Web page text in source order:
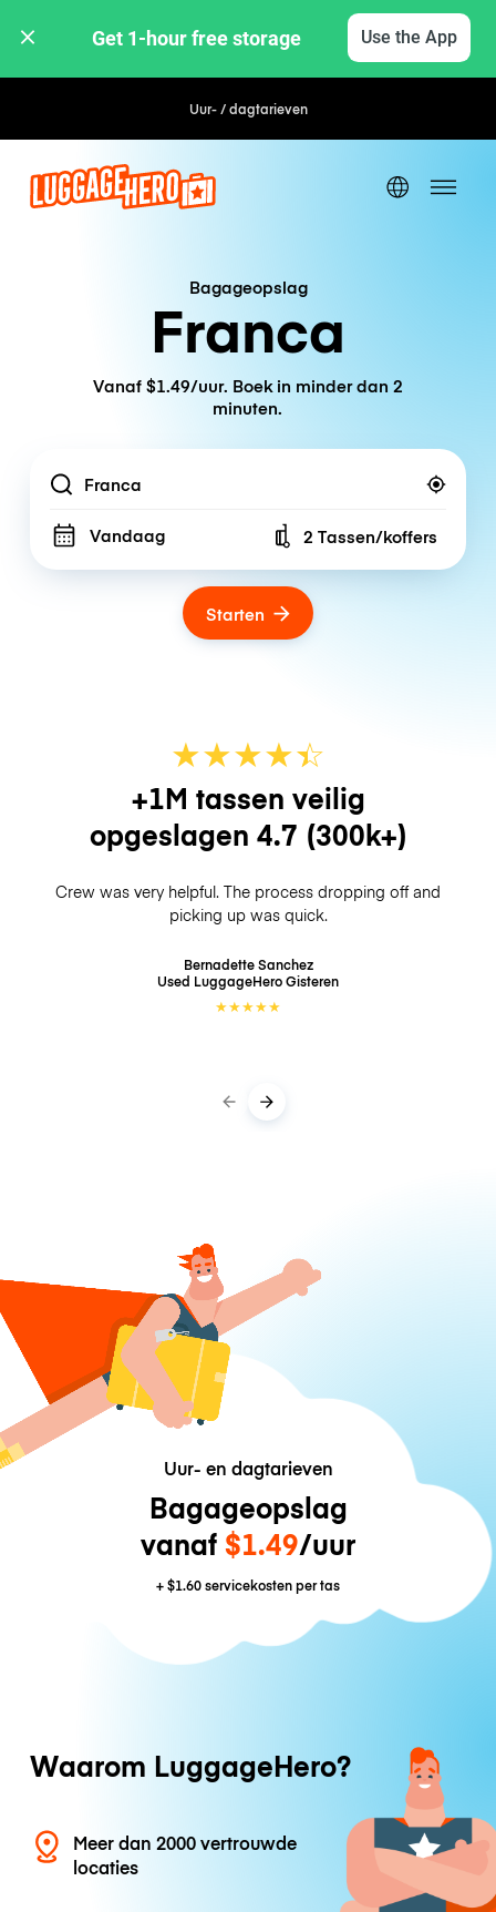
Get 1-hour free storage Use the App
Uur- / dagtarieven
Bagageopslag
Franca
Vanaf $1.49/uur. Boek in minder dan 2
minuten.
Location
Vandaag Number of bags
2 Tassen/koffers
Starten
★★★★☆
★
+1M tassen veilig
opgeslagen 4.7 (300k+)
Crew was very helpful. The process dropping off and
picking up was quick.
Bernadette Sanchez
Used LuggageHeroGisteren
★★★★★
Uur- en dagtarieven
Bagageopslag
vanaf $1.49/uur
+$1.60servicekosten per tas
Waarom LuggageHero?
Meer dan 2000 vertrouwde
locaties